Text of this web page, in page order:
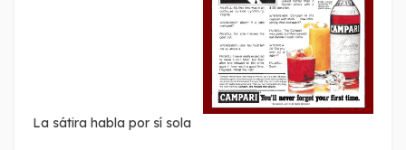
La sátira habla por sí sola